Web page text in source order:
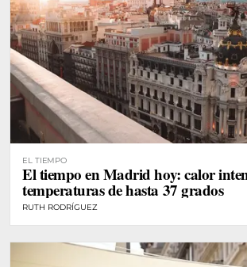
EL TIEMPO
El tiempo en Madrid hoy: calor
temperaturas de hasta 37 grados
RUTH RODRÍGUEZ